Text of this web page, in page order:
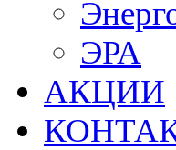
ЭРА
АКЦИИ